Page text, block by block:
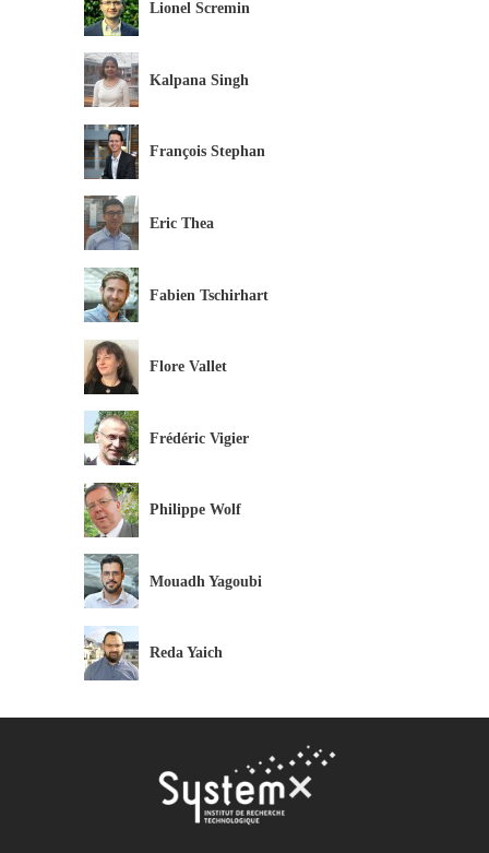
Lionel Scremin
Kalpana Singh
François Stephan
Eric Thea
Fabien Tschirhart
Flore Vallet
Frédéric Vigier
Philippe Wolf
Mouadh Yagoubi
Reda Yaich